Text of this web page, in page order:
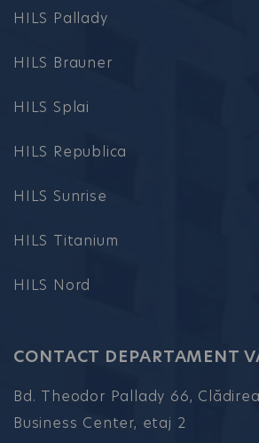
HILS Pallady
HILS Brauner
HILS Splai
HILS Republica
HILS Sunrise
HILS Titanium
HILS Nord
CONTACT DEPARTAMENT
Bd. Theodor Pallady 66,
Business Center, etaj 2